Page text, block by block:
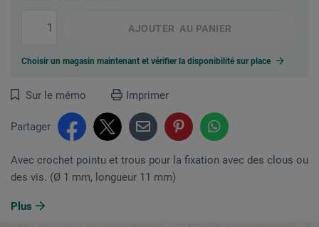
AJOUTER AU PANIER
Choisir un magasin maintenant et vérifier la disponibilité sur place
Sur le mémo Imprimer
Partager
Avec crochet pointu et trous pour la fixation avec des clous ou
des vis. (Ø 1 mm, longueur 11 mm)
Plus